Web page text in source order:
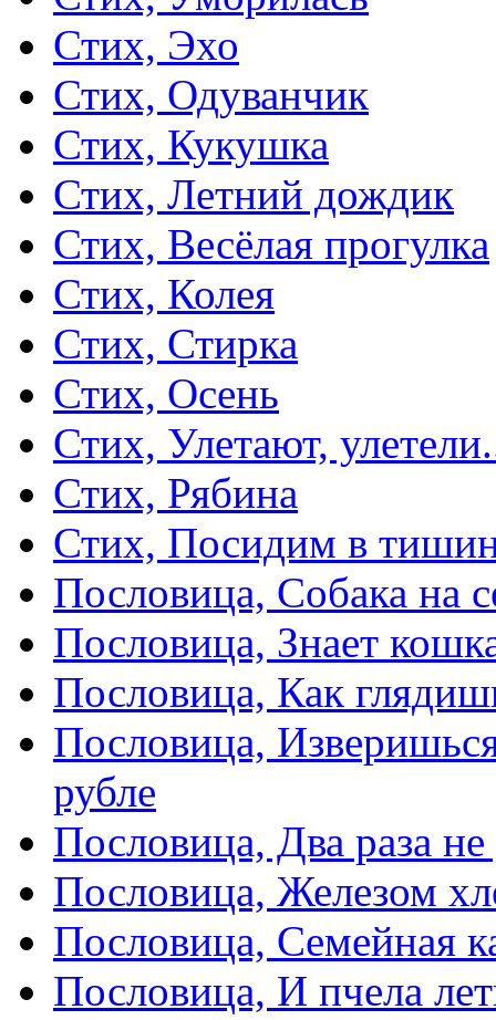
Стих, Эхо
Стих, Одуванчик
Стих, Кукушка
Стих, Летний дождик
Стих, Весёлая прогулка
Стих, Колея
Стих, Стирка
Стих, Осень
Стих, Улетают,
Стих, Рябина
Стих, Посидим в
Пословица, Собака на
Пословица, Знает
Пословица, Как
Пословица,
рубле
Пословица, Два раза
Пословица, Железом
Пословица, Семейная
Пословица, И пчела